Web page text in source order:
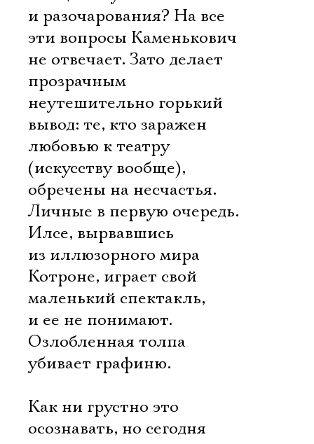
и разочарования? На все
эти вопросы Каменькович
не отвечает. Зато делает
прозрачным
неутешительно горький
вывод: те, кто заражен
любовью к театру
(искусству вообще),
обречены на несчастья.
Личные в первую очередь.
Илсе, вырвавшись
из иллюзорного мира
Котроне, играет свой
маленький спектакль,
и ее не понимают.
Озлобленная толпа
убивает графиню.
Как ни грустно это
осознавать, но сегодня